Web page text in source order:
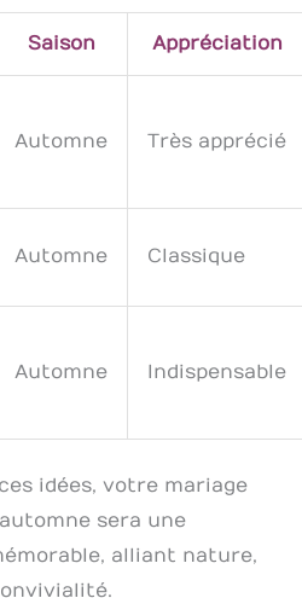
Saison Appréciation
Automne Très apprécié
Automne Classique
Automne Indispensable
idées, votre mariage
sera une
alliant nature,